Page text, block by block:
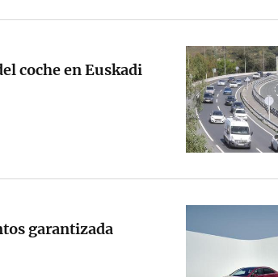
coche en Euskadi
garantizada